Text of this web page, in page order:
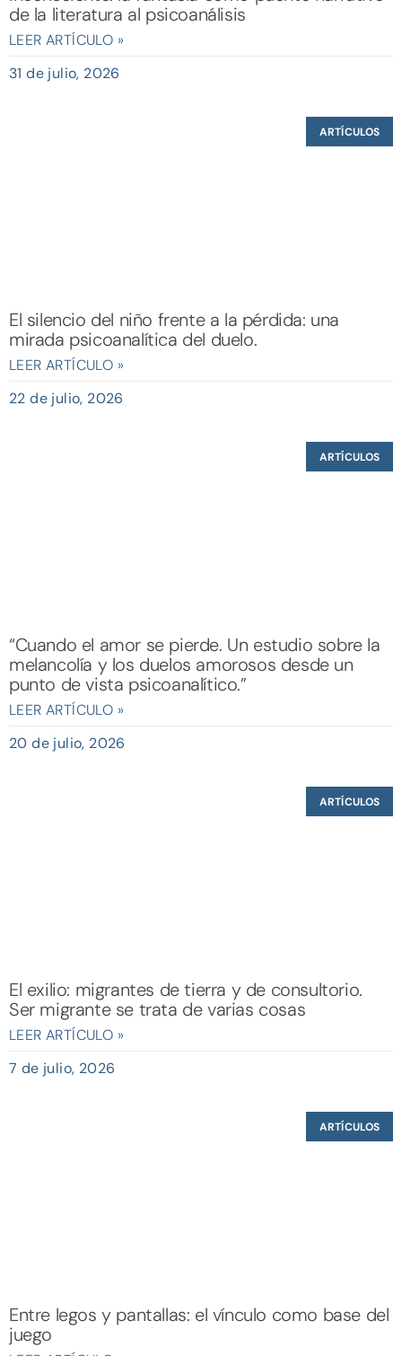
de la literatura al psicoanálisis
LEER ARTÍCULO »
31 de julio, 2026
ARTÍCULOS
El silencio del niño frente a la pérdida: una
mirada psicoanalítica del duelo.
LEER ARTÍCULO »
22 de julio, 2026
ARTÍCULOS
“Cuando el amor se pierde. Un estudio sobre la
melancolía y los duelos amorosos desde un
punto de vista psicoanalítico.”
LEER ARTÍCULO »
20 de julio, 2026
ARTÍCULOS
El exilio: migrantes de tierra y de consultorio.
Ser migrante se trata de varias cosas
LEER ARTÍCULO »
7 de julio, 2026
ARTÍCULOS
Entre legos y pantallas: el vínculo como base del
juego